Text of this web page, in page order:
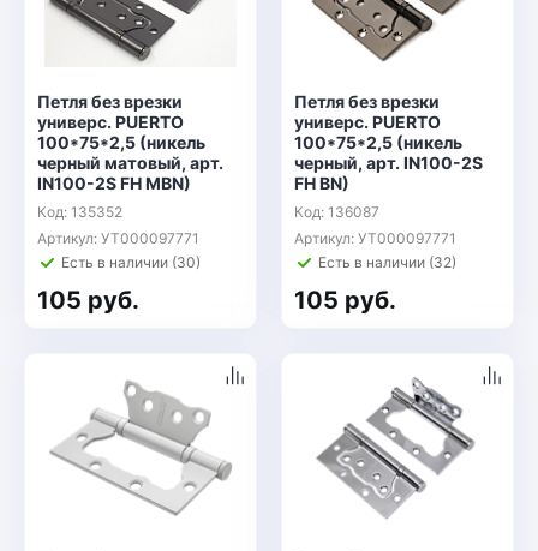
Петля без врезки
универс. PUERTO
100*75*2,5 (никель
черный матовый, арт.
IN100-2S FH MBN)
Код: 135352
Артикул: УТ000097771
Есть в наличии (30)
105 руб.
Петля без врезки
универс. PUERTO
100*75*2,5 (никель
черный, арт. IN100-2S
FH BN)
Код: 136087
Артикул: УТ000097771
Есть в наличии (32)
105 руб.